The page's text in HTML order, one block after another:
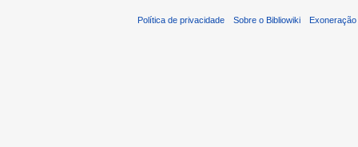
Política de privacidade Sobre o Bibliowiki